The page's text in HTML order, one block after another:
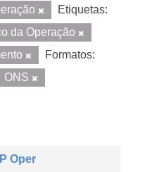
Etiquetas:
da Operação
Formatos:
ONS
Oper